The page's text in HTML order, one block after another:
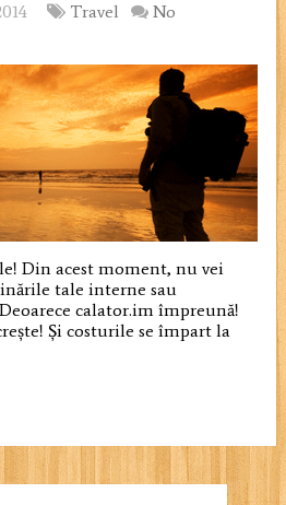
Travel
No
Din acest moment, nu vei
tale interne sau
calator.im împreună!
Și costurile se împart la